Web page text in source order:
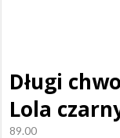
Długi
Lola
89.00